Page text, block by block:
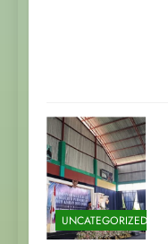
UNCATEGORIZED